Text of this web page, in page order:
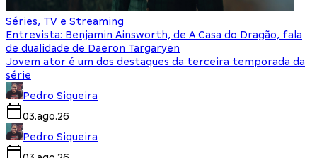
Séries, TV e Streaming
Entrevista: Benjamin Ainsworth, de A Casa do Dragão, fala
de dualidade de Daeron Targaryen
Jovem ator é um dos destaques da terceira temporada da
série
Pedro Siqueira
03.ago.26
Pedro Siqueira